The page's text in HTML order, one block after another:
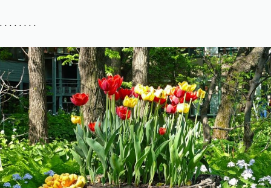
. . . . . . . .